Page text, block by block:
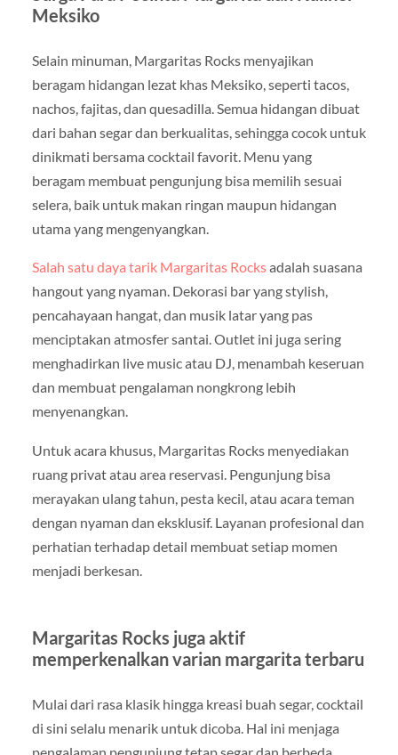
Meksiko
Selain minuman, Margaritas Rocks menyajikan
beragam hidangan lezat khas Meksiko, seperti tacos,
nachos, fajitas, dan quesadilla. Semua hidangan dibuat
dari bahan segar dan berkualitas, sehingga cocok untuk
dinikmati bersama cocktail favorit. Menu yang
beragam membuat pengunjung bisa memilih sesuai
selera, baik untuk makan ringan maupun hidangan
utama yang mengenyangkan.
Salah satu daya tarik Margaritas Rocksadalah suasana
hangout yang nyaman. Dekorasi bar yang stylish,
pencahayaan hangat, dan musik latar yang pas
menciptakan atmosfer santai. Outlet ini juga sering
menghadirkan live music atau DJ, menambah keseruan
dan membuat pengalaman nongkrong lebih
menyenangkan.
Untuk acara khusus, Margaritas Rocks menyediakan
ruang privat atau area reservasi. Pengunjung bisa
merayakan ulang tahun, pesta kecil, atau acara teman
dengan nyaman dan eksklusif. Layanan profesional dan
perhatian terhadap detail membuat setiap momen
menjadi berkesan.
Margaritas Rocks juga aktif
memperkenalkan varian margarita terbaru
Mulai dari rasa klasik hingga kreasi buah segar, cocktail
di sini selalu menarik untuk dicoba. Hal ini menjaga
pengalaman pengunjung tetap segar dan berbeda